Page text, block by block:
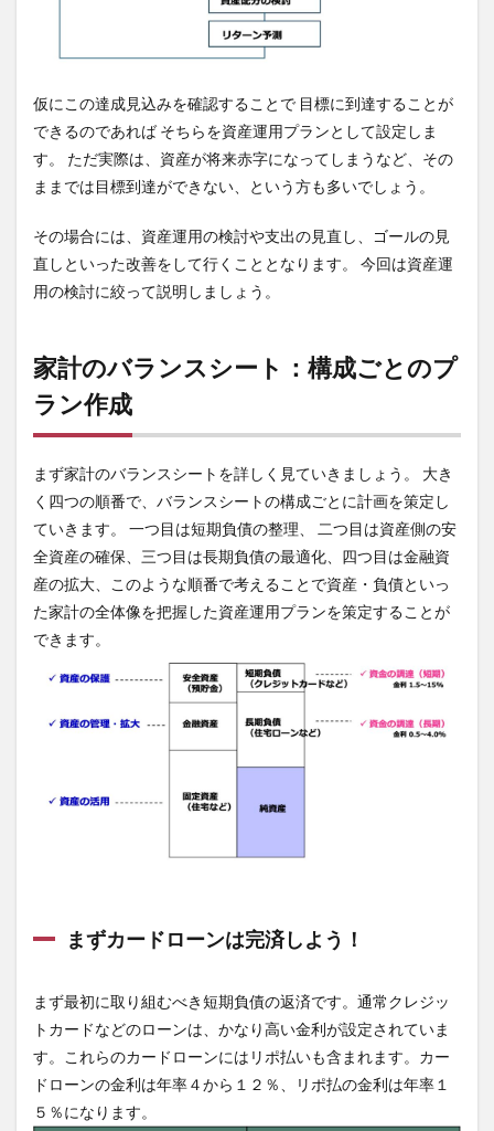
ドロ
は完
よ
う！
2.2
とい
の安
全資
保！
2.3
繰り
上げ
をす
る？
しな
い？
3
ゴー
ルを
する
に必
リタ
3.1
の算
3.2
長期
目標
に必
要な
ーン
仮にこの達成見込みを確認することで 目標に到達することが
できるのであれば そちらを資産運用プランとして設定しま
す。 ただ実際は、資産が将来赤字になってしまうなど、その
ままでは目標到達ができない、という方も多いでしょう。
その場合には、資産運用の検討や支出の見直し、ゴールの見
直しといった改善をして行くこととなります。 今回は資産運
用の検討に絞って説明しましょう。
家計のバランスシート：構成ごとのプ
ラン作成
まず家計のバランスシートを詳しく見ていきましょう。 大き
く四つの順番で、バランスシートの構成ごとに計画を策定し
ていきます。 一つ目は短期負債の整理、 二つ目は資産側の安
全資産の確保、三つ目は長期負債の最適化、四つ目は金融資
産の拡大、このような順番で考えることで資産・負債といっ
た家計の全体像を把握した資産運用プランを策定することが
できます。
まずカードローンは完済しよう！
まず最初に取り組むべき短期負債の返済です。通常クレジッ
トカードなどのローンは、かなり高い金利が設定されていま
す。これらのカードローンにはリポ払いも含まれます。カー
ドローンの金利は年率４から１２％、リポ払の金利は年率１
５％になります。